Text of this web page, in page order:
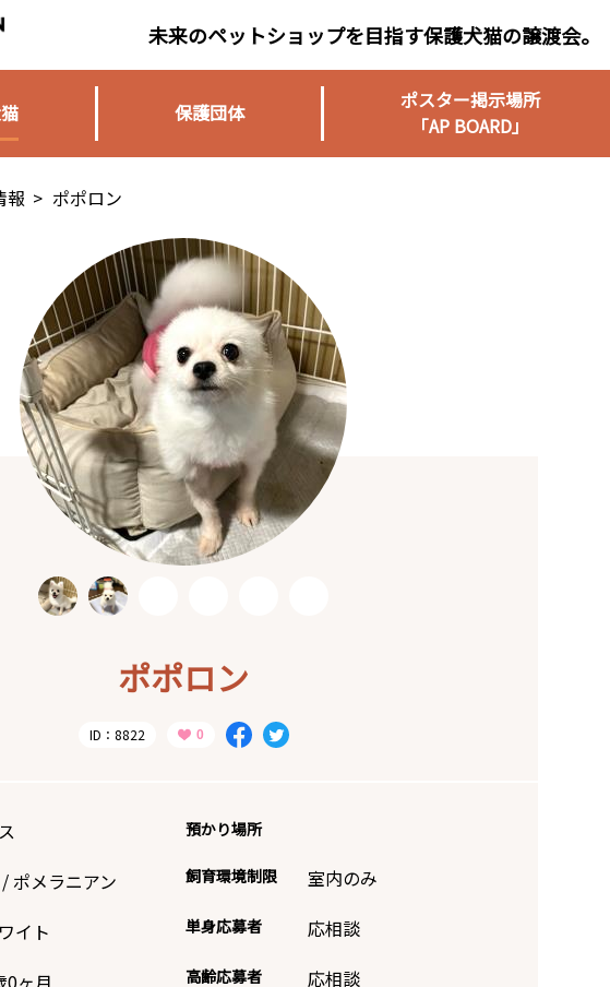
未来のペットショップを目指す保護犬猫の譲渡会。
保護団体
ポスター掲示場所
「AP BOARD」
報 > ポポロン
ポポロン
ID：8822
/ ポメラニアン
イト
0ヶ月
預かり場所
飼育環境制限 室内のみ
単身応募者 応相談
高齢応募者 応相談